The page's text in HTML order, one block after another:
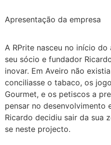
Apresentação da empresa
A RPrite nasceu no início
seu sócio e fundador
inovar. Em Aveiro não
conciliasse o tabaco, os
Gourmet, e os petiscos a
pensar no desenvolvimento
Ricardo decidiu sair da sua
se neste projecto.